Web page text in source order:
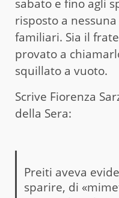
sabato e fino agli
risposto a
familiari. Sia il
provato a
squillato a vuoto.
Scrive Fiorenza
della Sera:
Preiti aveva
sparire, di